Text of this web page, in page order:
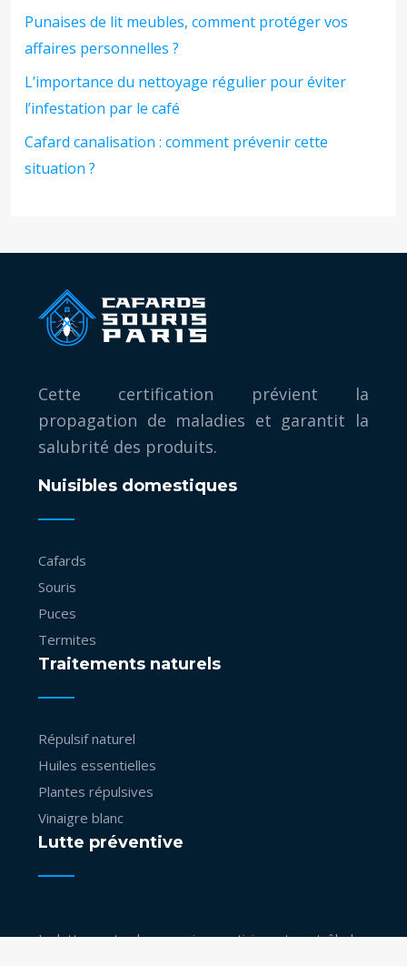
Punaises de lit meubles, comment protéger vos
affaires personnelles ?
L’importance du nettoyage régulier pour éviter
l’infestation par le café
Cafard canalisation : comment prévenir cette
situation ?
Cette certification prévient la
propagation de maladies et garantit la
salubrité des produits.
Nuisibles domestiques
Cafards
Souris
Puces
Termites
Traitements naturels
Répulsif naturel
Huiles essentielles
Plantes répulsives
Vinaigre blanc
Lutte préventive
La lutte contre les vermines anticipe et contrôle les